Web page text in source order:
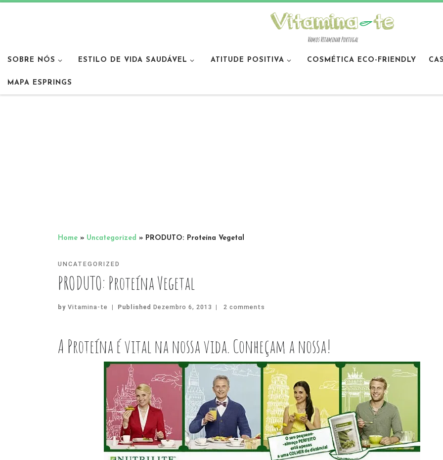
Vamos Vitaminar Portugal
SOBRE NÓS ESTILO DE VIDA SAUDÁVEL ATITUDE POSITIVA COSMÉTICA ECO-FRIENDLY
MAPA ESPRINGS
Home » Uncategorized » PRODUTO: Proteína Vegetal
UNCATEGORIZED
PRODUTO: Proteína Vegetal
by Vitamina-te | Published Dezembro 6, 2013 | 2 comments
A Proteína é vital na nossa vida. Conheçam a nossa!